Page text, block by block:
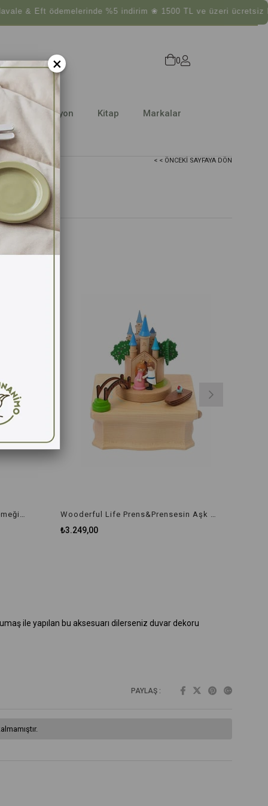
Eft ödemelerinde %5 indirim ❀ 1500 TL ve üzeri ücretsiz
0
Dekorasyon Kitap Markalar
< < ÖNCEKI SAYFAYA DÖN
Wooderful Life Romantik Aşk Yemeği 1060435 Wooderful Life Prens&Prensesin Aşk Kalesi 1064502
₺3.249,00
ile yapılan bu aksesuarı dilerseniz duvar dekoru
PAYLAŞ :
×